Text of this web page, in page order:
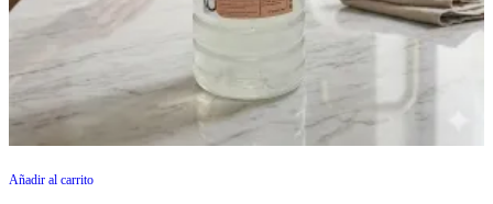
Añadir al carrito